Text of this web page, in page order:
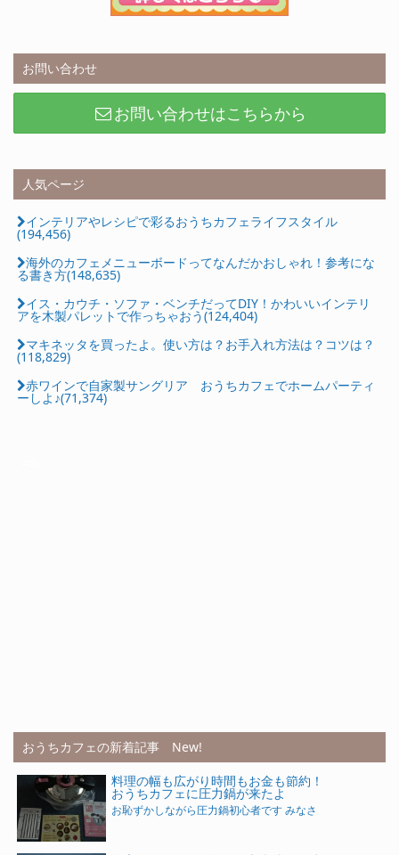
お問い合わせ
お問い合わせはこちらから
人気ページ
インテリアやレシピで彩るおうちカフェライフスタイル
(194,456)
海外のカフェメニューボードってなんだかおしゃれ！参考にな
る書き方(148,635)
イス・カウチ・ソファ・ベンチだってDIY！かわいいインテリ
アを木製パレットで作っちゃおう(124,404)
マキネッタを買ったよ。使い方は？お手入れ方法は？コツは？
(118,829)
赤ワインで自家製サングリア おうちカフェでホームパーティ
ーしよ♪(71,374)
おうちカフェの新着記事 New!
料理の幅も広がり時間もお金も節約！
おうちカフェに圧力鍋が来たよ
お恥ずかしながら圧力鍋初心者です みなさ